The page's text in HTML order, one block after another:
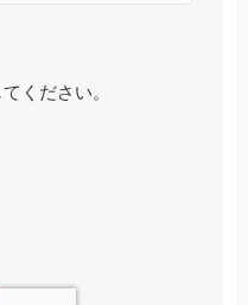
ください。